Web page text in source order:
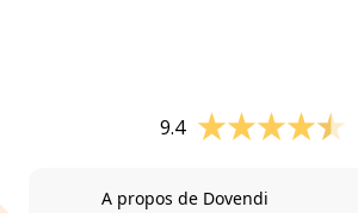
9.4
A propos de Dovendi